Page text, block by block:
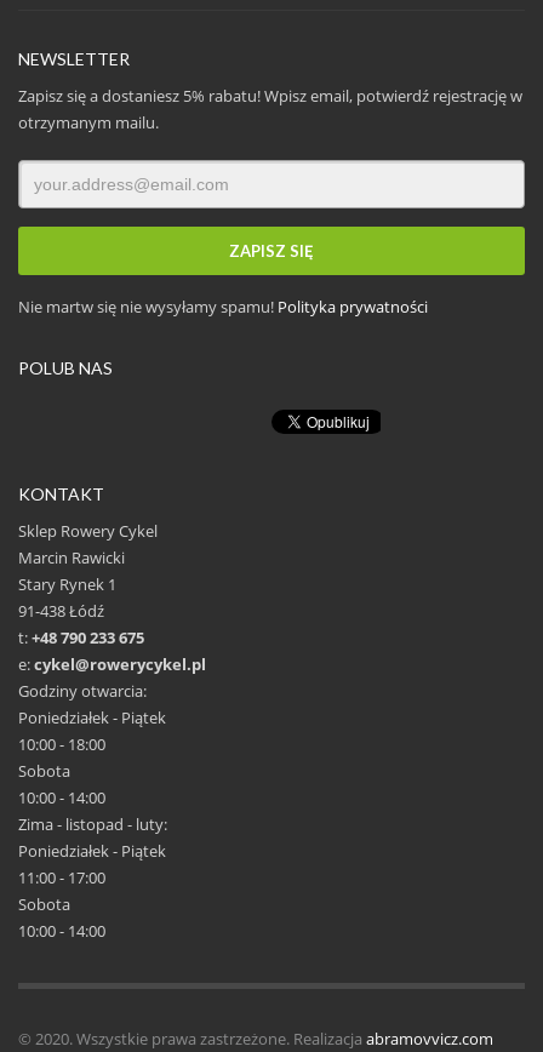
NEWSLETTER
Zapisz się a dostaniesz 5% rabatu! Wpisz email, potwierdź rejestrację w
otrzymanym mailu.
Nie martw się nie wysyłamy spamu! Polityka prywatności
POLUB NAS
KONTAKT
Sklep Rowery Cykel
Marcin Rawicki
Stary Rynek 1
91-438 Łódź
t:+48 790 233 675
e:cykel@rowerycykel.pl
Godziny otwarcia:
Poniedziałek - Piątek
10:00 - 18:00
Sobota
10:00 - 14:00
Zima - listopad - luty:
Poniedziałek - Piątek
11:00 - 17:00
Sobota
10:00 - 14:00
© 2020. Wszystkie prawa zastrzeżone. Realizacja abramovvicz.com